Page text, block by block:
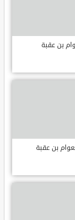
بن عقبة
بن عقبة